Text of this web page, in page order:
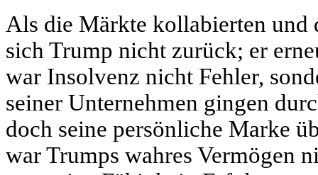
Als die Märkte kollabierten und
sich Trump nicht zurück; er
war Insolvenz nicht Fehler,
seiner Unternehmen gingen
doch seine persönliche Marke
war Trumps wahres Vermögen